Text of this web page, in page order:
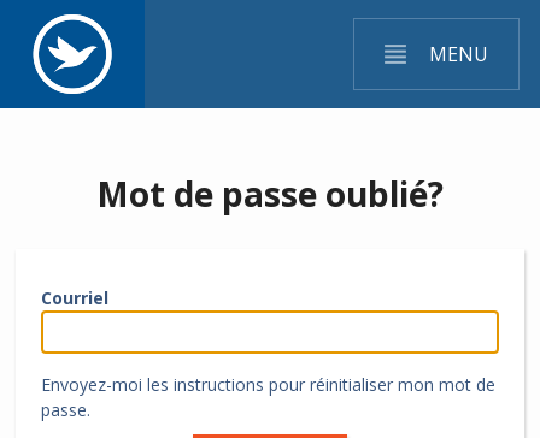
MENU
Mot de passe oublié?
Courriel
Envoyez-moi les instructions pour réinitialiser mon mot de
passe.